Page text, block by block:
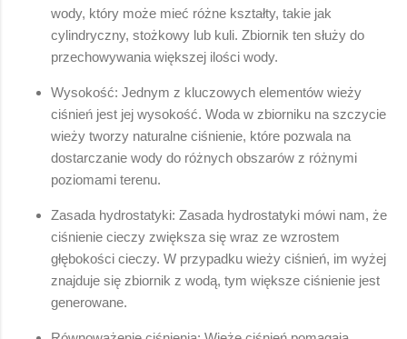
wody, który może mieć różne kształty, takie jak
cylindryczny, stożkowy lub kuli. Zbiornik ten służy do
przechowywania większej ilości wody.
Wysokość: Jednym z kluczowych elementów wieży
ciśnień jest jej wysokość. Woda w zbiorniku na szczycie
wieży tworzy naturalne ciśnienie, które pozwala na
dostarczanie wody do różnych obszarów z różnymi
poziomami terenu.
Zasada hydrostatyki: Zasada hydrostatyki mówi nam, że
ciśnienie cieczy zwiększa się wraz ze wzrostem
głębokości cieczy. W przypadku wieży ciśnień, im wyżej
znajduje się zbiornik z wodą, tym większe ciśnienie jest
generowane.